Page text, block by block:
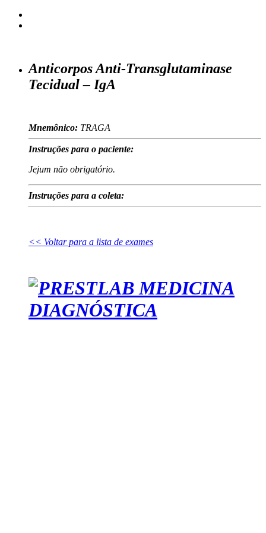
Anticorpos Anti-Transglutaminase
Tecidual – IgA
Mnemônico: TRAGA
Instruções para o paciente:
Jejum não obrigatório.
Instruções para a coleta:
<< Voltar para a lista de exames